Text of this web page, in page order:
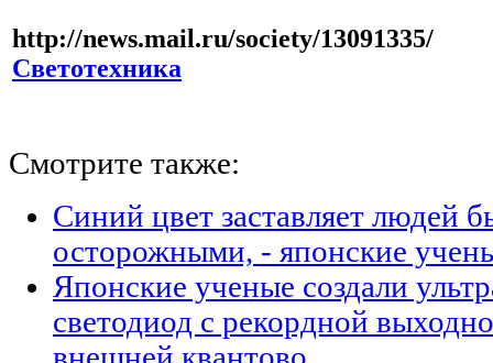
http://news.mail.ru/society/13091335/
Светотехника
Смотрите также:
Синий цвет заставляет людей
осторожными, - японские
Японские ученые создали
светодиод с рекордной